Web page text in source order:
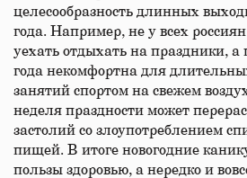
целесообразность длинных
года. Например, не у всех
уехать отдыхать на праздники, а
года некомфортна для
занятий спортом на свежем
неделя праздности может
застолий со злоупотреблением
пищей. В итоге новогодние
пользы здоровью, а нередко и